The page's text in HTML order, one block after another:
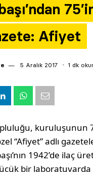
Afiyet
5 Aralık 2017 1 dk
kuruluşunun
“Afiyet” adlı
1942’de ilaç
bir